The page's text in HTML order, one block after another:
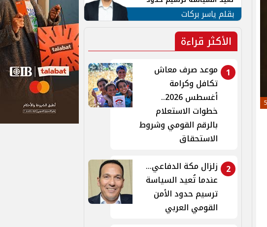
الأمن القومي العربي
بقلم ياسر بركات
الأكثر قراءة
1
موعد صرف معاش
تكافل وكرامة
أغسطس 2026..
خطوات الاستعلام
بالرقم القومي وشروط
الاستحقاق
2
زلزال مكة الدفاعي...
عندما تُعيد السياسة
ترسيم حدود الأمن
القومي العربي